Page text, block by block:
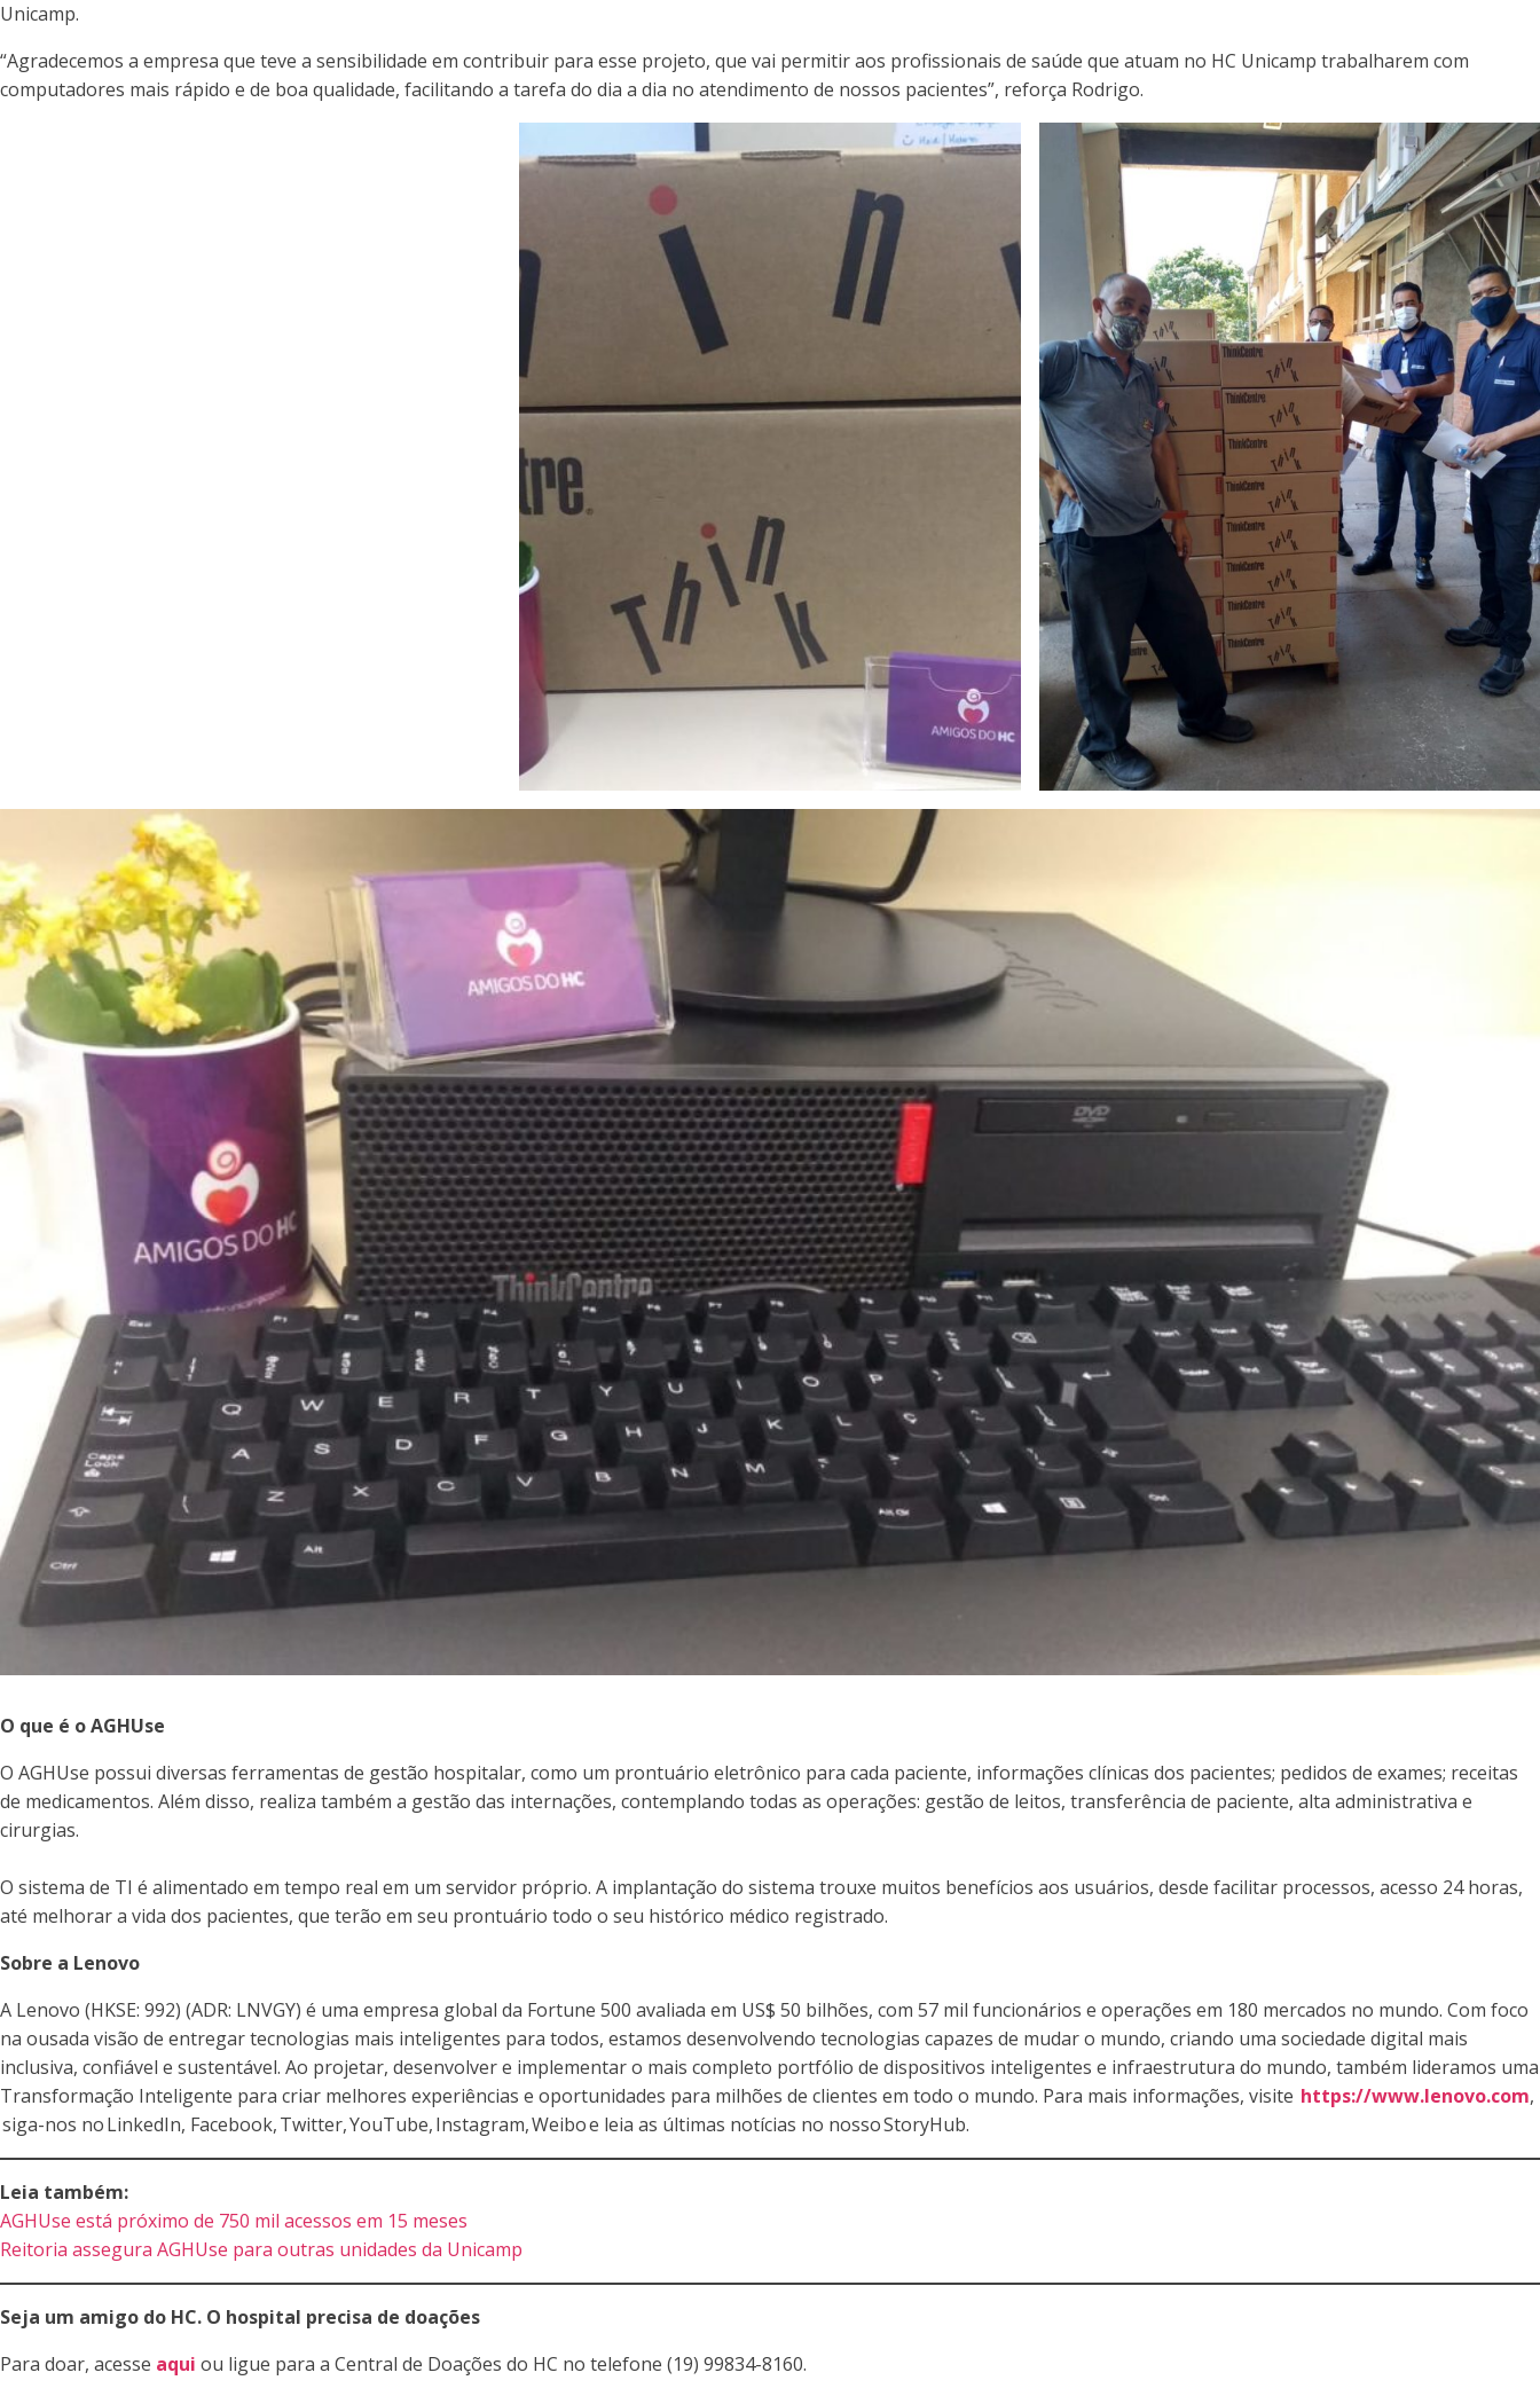
Unicamp.
“Agradecemos a empresa que teve a sensibilidade em contribuir para esse projeto, que vai permitir aos profissionais de saúde que atuam no HC Unicamp trabalharem com
computadores mais rápido e de boa qualidade, facilitando a tarefa do dia a dia no atendimento de nossos pacientes”, reforça Rodrigo.
O que é o AGHUse
O AGHUse possui diversas ferramentas de gestão hospitalar, como um prontuário eletrônico para cada paciente, informações clínicas dos pacientes; pedidos de exames; receitas
de medicamentos. Além disso, realiza também a gestão das internações, contemplando todas as operações: gestão de leitos, transferência de paciente, alta administrativa e
cirurgias.
O sistema de TI é alimentado em tempo real em um servidor próprio. A implantação do sistema trouxe muitos benefícios aos usuários, desde facilitar processos, acesso 24 horas,
até melhorar a vida dos pacientes, que terão em seu prontuário todo o seu histórico médico registrado.
Sobre a Lenovo
A Lenovo (HKSE: 992) (ADR: LNVGY) é uma empresa global da Fortune 500 avaliada em US$ 50 bilhões, com 57 mil funcionários e operações em 180 mercados no mundo. Com foco
na ousada visão de entregar tecnologias mais inteligentes para todos, estamos desenvolvendo tecnologias capazes de mudar o mundo, criando uma sociedade digital mais
inclusiva, confiável e sustentável. Ao projetar, desenvolver e implementar o mais completo portfólio de dispositivos inteligentes e infraestrutura do mundo, também lideramos uma
Transformação Inteligente para criar melhores experiências e oportunidades para milhões de clientes em todo o mundo. Para mais informações, visite https://www.lenovo.com,
siga-nos no LinkedIn, Facebook, Twitter, YouTube, Instagram, Weibo e leia as últimas notícias no nosso StoryHub.
Leia também:
AGHUse está próximo de 750 mil acessos em 15 meses
Reitoria assegura AGHUse para outras unidades da Unicamp
Seja um amigo do HC. O hospital precisa de doações
Para doar, acesse aqui ou ligue para a Central de Doações do HC no telefone (19) 99834-8160.